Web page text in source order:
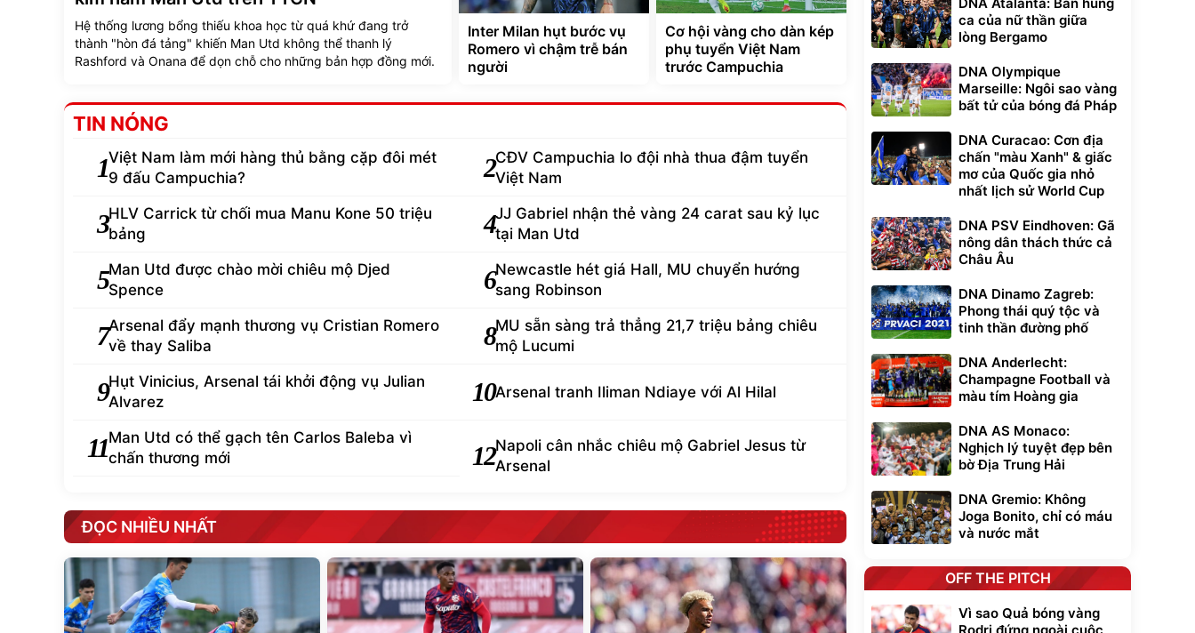
Hệ thống lương bổng thiếu khoa học từ quá khứ đang trở
thành "hòn đá tảng" khiến Man Utd không thể thanh lý
Rashford và Onana để dọn chỗ cho những bản hợp đồng mới.
Inter Milan hụt bước vụ
Romero vì chậm trễ bán
người
Cơ hội vàng cho dàn kép
phụ tuyển Việt Nam
trước Campuchia
TIN NÓNG
1Việt Nam làm mới hàng thủ bằng cặp đôi mét
9 đấu Campuchia?
2CĐV Campuchia lo đội nhà thua đậm tuyển
Việt Nam
3HLV Carrick từ chối mua Manu Kone 50 triệu
bảng
4JJ Gabriel nhận thẻ vàng 24 carat sau kỷ lục
tại Man Utd
5Man Utd được chào mời chiêu mộ Djed
Spence
6Newcastle hét giá Hall, MU chuyển hướng
sang Robinson
7Arsenal đẩy mạnh thương vụ Cristian Romero
về thay Saliba
8MU sẵn sàng trả thẳng 21,7 triệu bảng chiêu
mộ Lucumi
9Hụt Vinicius, Arsenal tái khởi động vụ Julian
Alvarez
10Arsenal tranh Iliman Ndiaye với Al Hilal
11Man Utd có thể gạch tên Carlos Baleba vì
chấn thương mới
12Napoli cân nhắc chiêu mộ Gabriel Jesus từ
Arsenal
ĐỌC NHIỀU NHẤT
ca của nữ thần giữa
lòng Bergamo
DNA Olympique
Marseille: Ngôi sao vàng
bất tử của bóng đá Pháp
DNA Curacao: Cơn địa
chấn "màu Xanh" & giấc
mơ của Quốc gia nhỏ
nhất lịch sử World Cup
DNA PSV Eindhoven: Gã
nông dân thách thức cả
Châu Âu
DNA Dinamo Zagreb:
Phong thái quý tộc và
tinh thần đường phố
DNA Anderlecht:
Champagne Football và
màu tím Hoàng gia
DNA AS Monaco:
Nghịch lý tuyệt đẹp bên
bờ Địa Trung Hải
DNA Gremio: Không
Joga Bonito, chỉ có máu
và nước mắt
OFF THE PITCH
Vì sao Quả bóng vàng